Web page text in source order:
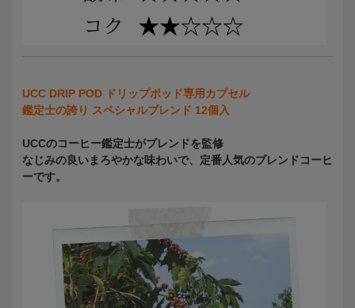
UCC DRIP POD ドリップポッド専用カプセル
鑑定士の誇り スペシャルブレンド 12個入
UCCのコーヒー鑑定士がブレンドを監修
なじみの良いまろやかな味わいで、定番人気のブレンドコーヒ
ーです。